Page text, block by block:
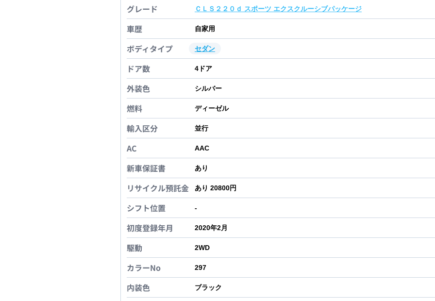
グレード ＣＬＳ２２０ｄ スポーツ エクスクルーシブパッケージ
車歴 自家用
ボディタイプ セダン
ドア数 4 ドア
外装色 シルバー
燃料 ディーゼル
輸入区分 並行
AC AAC
新車保証書 あり
リサイクル預託金 あり 20800円
シフト位置 -
初度登録年月 2020年2月
駆動 2WD
カラーNo 297
内装色 ブラック